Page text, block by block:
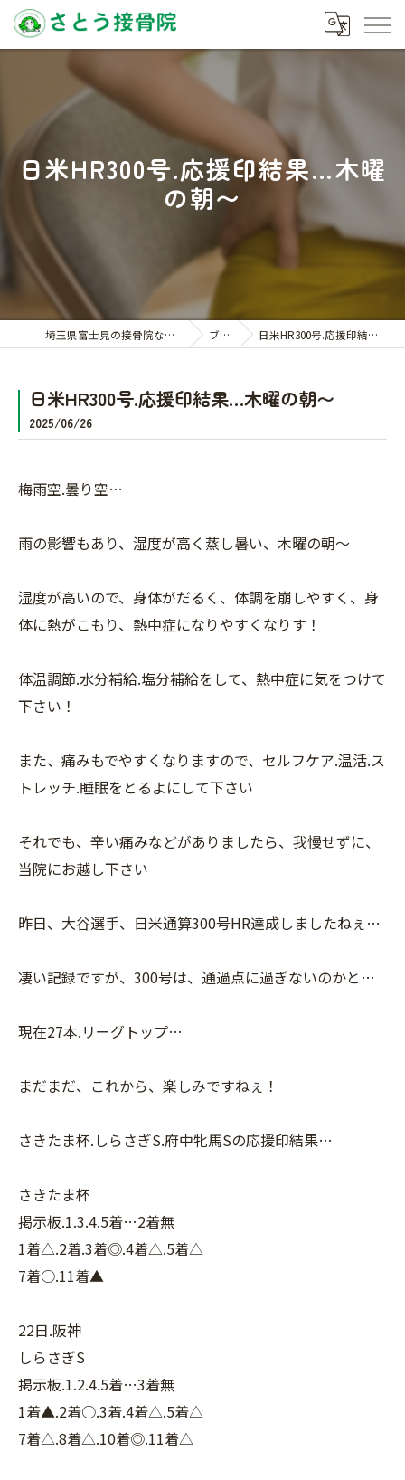
日米HR300号.応援印結果…木曜
の朝〜
埼玉県富士見の接骨院ならさとう接骨院 ブログ 日米HR300号.応援印結果…木曜の朝〜
日米HR300号.応援印結果…木曜の朝〜
2025/06/26
梅雨空.曇り空…
雨の影響もあり、湿度が高く蒸し暑い、木曜の朝〜
湿度が高いので、身体がだるく、体調を崩しやすく、身
体に熱がこもり、熱中症になりやすくなりす！
体温調節.水分補給.塩分補給をして、熱中症に気をつけて
下さい！
また、痛みもでやすくなりますので、セルフケア.温活.ス
トレッチ.睡眠をとるよにして下さい
それでも、辛い痛みなどがありましたら、我慢せずに、
当院にお越し下さい
昨日、大谷選手、日米通算300号HR達成しましたねぇ…
凄い記録ですが、300号は、通過点に過ぎないのかと…
現在27本.リーグトップ…
まだまだ、これから、楽しみですねぇ！
さきたま杯.しらさぎS.府中牝馬Sの応援印結果…
さきたま杯
掲示板.1.3.4.5着…2着無
1着△.2着.3着◎.4着△.5着△
7着○.11着▲
22日.阪神
しらさぎS
掲示板.1.2.4.5着…3着無
1着▲.2着○.3着.4着△.5着△
7着△.8着△.10着◎.11着△